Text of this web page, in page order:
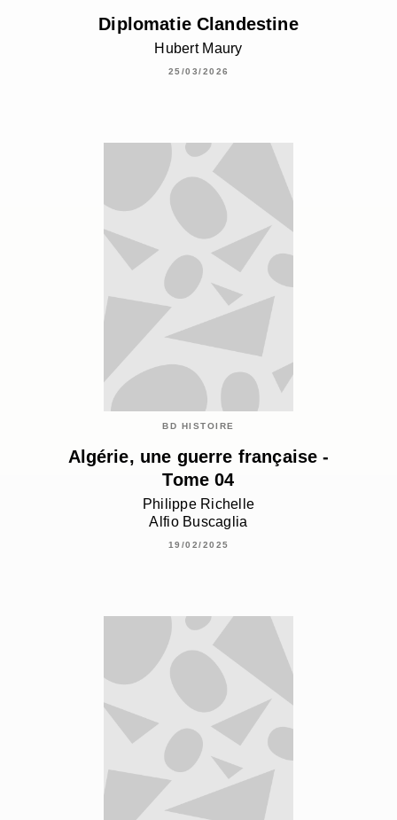
Diplomatie Clandestine
Hubert Maury
25/03/2026
BD HISTOIRE
Algérie, une guerre française -
Tome 04
Philippe Richelle
Alfio Buscaglia
19/02/2025